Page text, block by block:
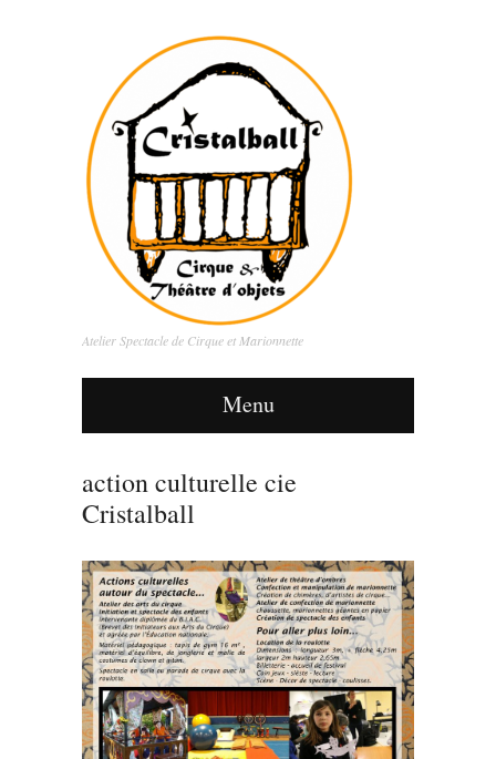
Atelier Spectacle de Cirque et Marionnette
Menu
action culturelle cie
Cristalball